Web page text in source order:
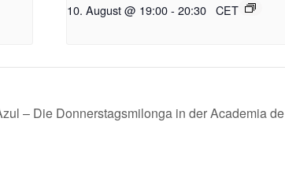
10. August @ 19:00 - 20:30 CET
– Die Donnerstagsmilonga in der Academia de